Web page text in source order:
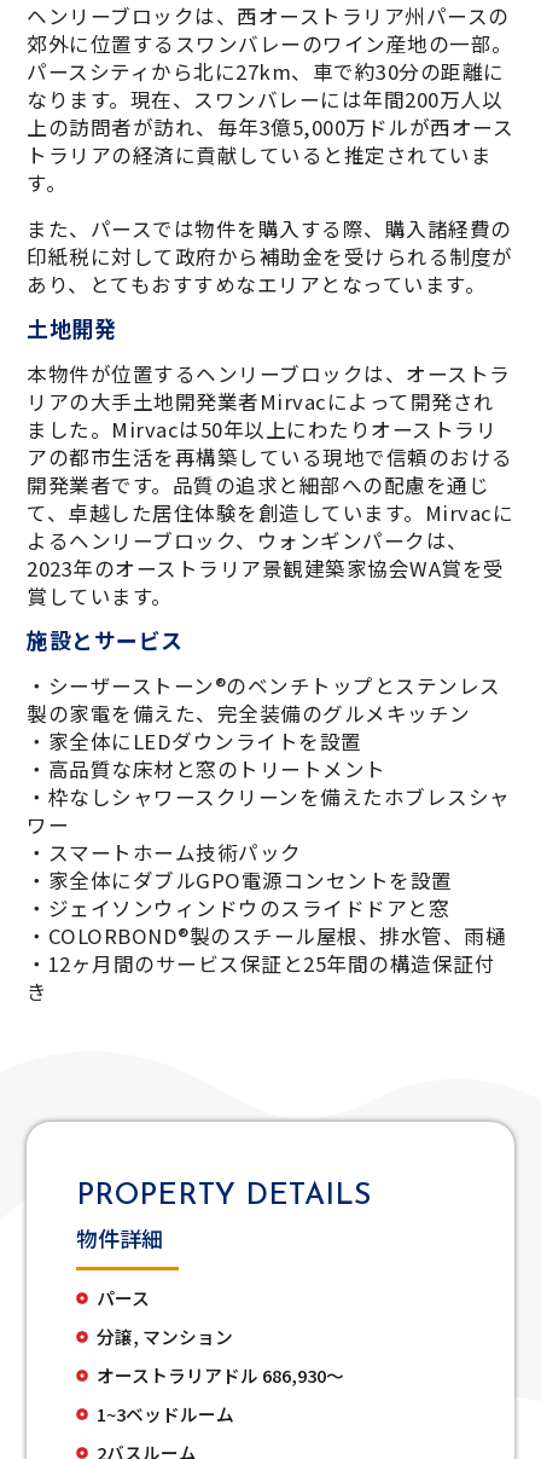
ヘンリーブロックは、西オーストラリア州パースの
郊外に位置するスワンバレーのワイン産地の一部。
パースシティから北に27km、車で約30分の距離に
なります。現在、スワンバレーには年間200万人以
上の訪問者が訪れ、毎年3億5,000万ドルが西オース
トラリアの経済に貢献していると推定されていま
す。
また、パースでは物件を購入する際、購入諸経費の
印紙税に対して政府から補助金を受けられる制度が
あり、とてもおすすめなエリアとなっています。
土地開発
本物件が位置するヘンリーブロックは、オーストラ
リアの大手土地開発業者Mirvacによって開発され
ました。Mirvacは50年以上にわたりオーストラリ
アの都市生活を再構築している現地で信頼のおける
開発業者です。品質の追求と細部への配慮を通じ
て、卓越した居住体験を創造しています。Mirvacに
よるヘンリーブロック、ウォンギンパークは、
2023年のオーストラリア景観建築家協会WA賞を受
賞しています。
施設とサービス
・シーザーストーン®のベンチトップとステンレス
製の家電を備えた、完全装備のグルメキッチン
・家全体にLEDダウンライトを設置
・高品質な床材と窓のトリートメント
・枠なしシャワースクリーンを備えたホブレスシャ
ワー
・スマートホーム技術パック
・家全体にダブルGPO電源コンセントを設置
・ジェイソンウィンドウのスライドドアと窓
・COLORBOND®製のスチール屋根、排水管、雨樋
・12ヶ月間のサービス保証と25年間の構造保証付
き
PROPERTY DETAILS
物件詳細
パース
分譲, マンション
オーストラリアドル 686,930〜
1~3ベッドルーム
2バスルーム